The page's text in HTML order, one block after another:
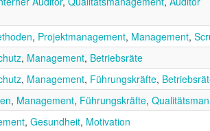
, Projektmanagement, Management,
, Management, Betriebsräte
, Management, Führungskräfte,
, Management, Führungskräfte,
, Gesundheit, Motivation